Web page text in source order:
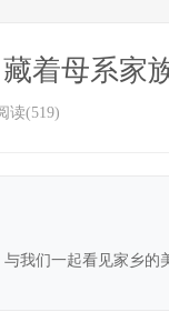
着母系家
读(519)
我们一起看见家乡的